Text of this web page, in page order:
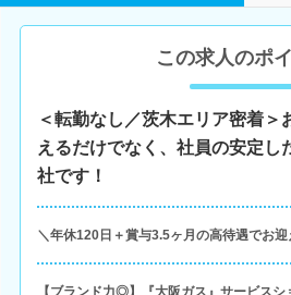
この求人のポ
＜転勤なし／茨木エリア密着＞
えるだけでなく、社員の安定し
社です！
＼年休120日＋賞与3.5ヶ月の高待遇でお迎
【ブランド力◎】『大阪ガス』サービスシ